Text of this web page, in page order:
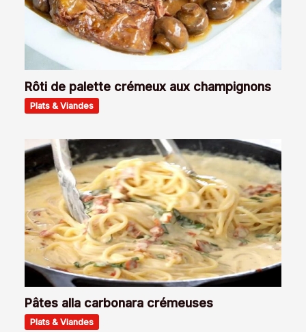
Rôti de palette crémeux aux champignons
Plats & Viandes
Pâtes alla carbonara crémeuses
Plats & Viandes